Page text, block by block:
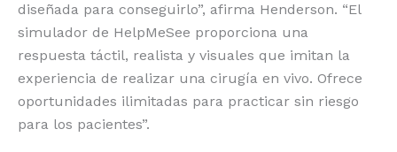
diseñada para conseguirlo”, afirma Henderson. “El
simulador de HelpMeSee proporciona una
respuesta táctil, realista y visuales que imitan la
experiencia de realizar una cirugía en vivo. Ofrece
oportunidades ilimitadas para practicar sin riesgo
para los pacientes”.